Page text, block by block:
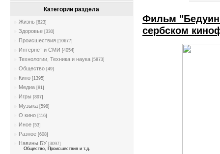
Категории раздела
Жизнь [823]
Здоровье [330]
Происшествия [10677]
Интернет и СМИ [4054]
Технологии, Техника и наука [5873]
Общество [49]
Кино [1395]
Медиа [81]
Игры [897]
Музыка [598]
О кино [116]
Иное [53]
Разное [608]
Навины.БУ [3097]
Общество, Происшествия и т.д.
Фильм
сербском